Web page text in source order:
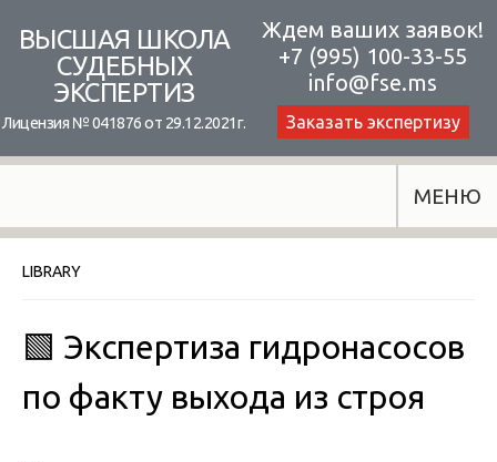
content
ВЫСШАЯ ШКОЛА
СУДЕБНЫХ
ЭКСПЕРТИЗ
Лицензия № 041876 от 29.12.2021г.
Ждем ваших заявок!
+7 (995) 100-33-55
info@fse.ms
Заказать экспертизу
МЕНЮ
LIBRARY
🟩 Экспертиза гидронасосов
по факту выхода из строя